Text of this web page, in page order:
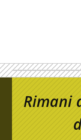
Rimani